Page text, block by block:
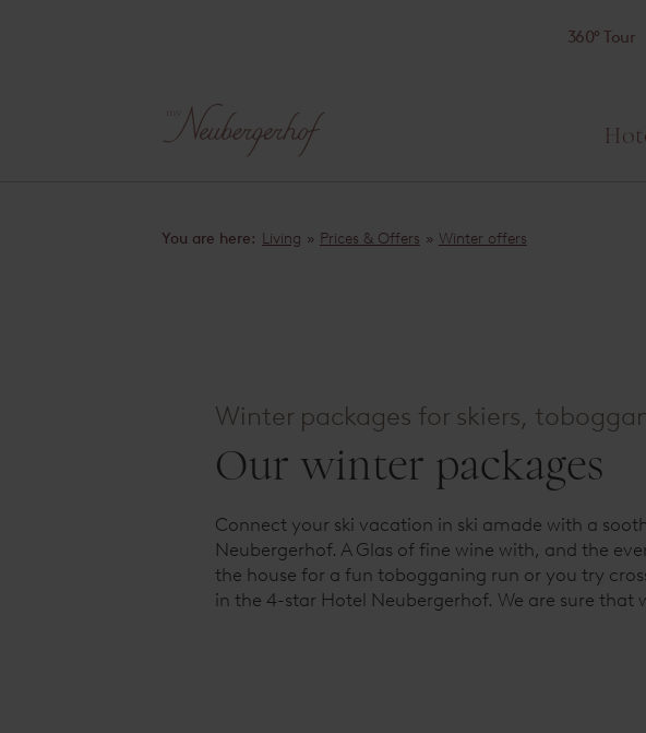
360° Tour
You are here: Living » Prices & Offers » Winter offers
Winter packages for skiers,
Our winter packages
Connect your ski vacation in ski amade with a
Neubergerhof. A Glas of fine wine with, and the
the house for a fun tobogganing run or you try
in the 4-star Hotel Neubergerhof. We are sure that